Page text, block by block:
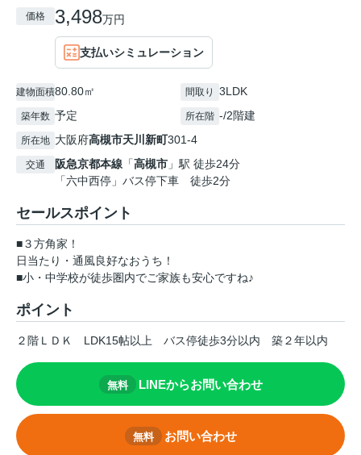
価格 3,498万円
支払いシミュレーション
建物面積80.80㎡ 間取り 3LDK
築年数 予定 所在階 -/2階建
所在地 大阪府高槻市天川新町301-4
交通 阪急京都本線 「高槻市 」駅 徒歩24分
「六中西停」バス停下車 徒歩2分
セールスポイント
■３方角家！
日当たり・通風良好なおうち！
■小・中学校が徒歩圏内でご家族も安心ですね♪
ポイント
２階ＬＤＫ LDK15帖以上 バス停徒歩3分以内 築２年以内
無料 LINEからお問い合わせ
無料 お問い合わせ